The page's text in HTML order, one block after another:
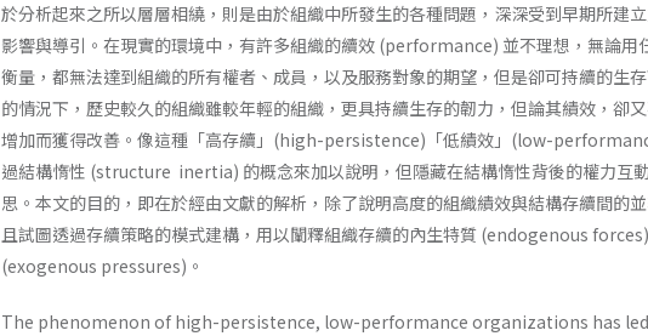
於分析起來之所以層層相繞，則是由於組織中所發生的各種問題，深深受到早期所建
影響與導引。在現實的環境中，有許多組織的續效 (performance) 並不理想，無論用
衡量，都無法達到組織的所有權者、成員，以及服務對象的期望，但是卻可持續的生
的情況下，歷史較久的組織雖較年輕的組織，更具持續生存的韌力，但論其績效，卻
增加而獲得改善。像這種「高存續」(high­-persistence)「低績效」(low-
過結構惰性 (structure inertia) 的概念來加以說明，但隱藏在結構惰性背後的權力互
思。本文的目的，即在於經由文獻的解析，除了說明高度的組織績效與結構存續間的
且試圖透過存續策略的模式建構，用以闡釋組織存續的內生特質 (endogenous
(exogenous pressures)。
The phenomenon of high-persistence, low-performance organizations has